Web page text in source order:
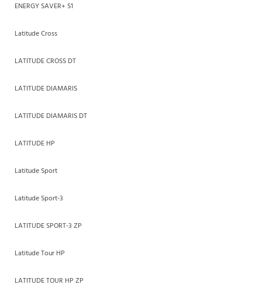
ENERGY SAVER+ S1
Latitude Cross
LATITUDE CROSS DT
LATITUDE DIAMARIS
LATITUDE DIAMARIS DT
LATITUDE HP
Latitude Sport
Latitude Sport-3
LATITUDE SPORT-3 ZP
Latitude Tour HP
LATITUDE TOUR HP ZP